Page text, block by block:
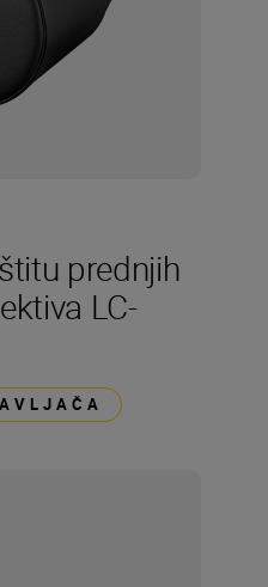
prednjih
LC-